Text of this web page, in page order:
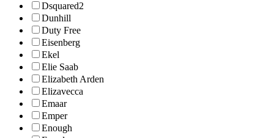
Dsquared2
Dunhill
Duty Free
Eisenberg
Ekel
Elie Saab
Elizabeth Arden
Elizavecca
Emaar
Emper
Enough